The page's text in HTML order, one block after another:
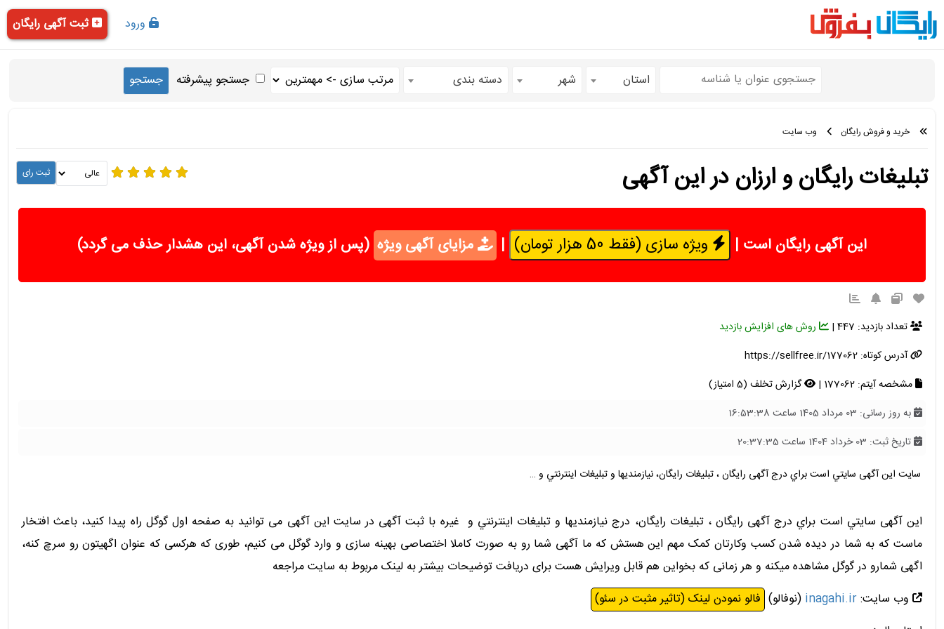
ورود ثبت آگهی رایگان
استان شهر دسته بندی جستجو پیشرفته
خرید و فروش رایگان وب سایت
تبلیغات رایگان و ارزان در این آگهی
این آگهی رایگان است | ویژه سازی (فقط 50 هزار تومان) | مزایای آگهی ویژه (پس از ویژه شدن آگهی، این هشدار حذف می گردد)
تعداد بازدید: 447 |
روش های افزایش بازدید
آدرس کوتاه:https://sellfree.ir/177062
مشخصه آیتم: 177062 |
گزارش تخلف (5 امتیاز)
به روز رسانی: 03 مرداد 1405 ساعت 16:53:38
تاریخ ثبت: 03 خرداد 1404 ساعت 20:37:35
سایت این آگهی سايتي است براي درج آگهی رایگان ، تبلیغات رایگان، نیازمندیها و تبليغات اينترنتي و …
این آگهی سايتي است براي درج آگهی رایگان ، تبلیغات رایگان، درج نیازمندیها و تبليغات اينترنتي و غیره با ثبت آگهی در سایت این آگهی می توانید به صفحه اول گوگل راه پیدا کنید، باعث افتخار
ماست که به شما در دیده شدن کسب وکارتان کمک مهم این هستش که ما آگهی شما رو به صورت کاملا اختصاصی بهینه سازی و وارد گوگل می کنیم، طوری که هرکسی که عنوان اگهیتون رو سرچ کنه،
اگهی شمارو در گوگل مشاهده میکنه و هر زمانی که بخواین هم قابل ویرایش هست برای دریافت توضیحات بیشتر به لینک مربوط به سایت مراجعه
وب سایت:inagahi.ir (نوفالو) فالو نمودن لینک (تاثیر مثبت در سئو)